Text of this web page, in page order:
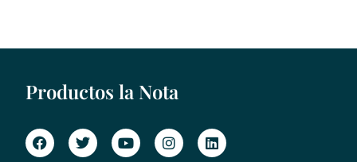
Productos la Nota